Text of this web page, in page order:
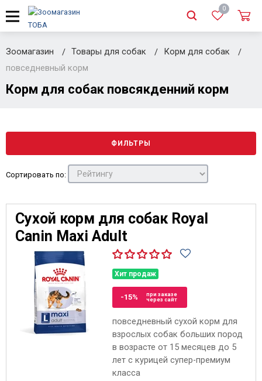
0
Зоомагазин Товары для собак
Корм для собак
повседневный корм
Корм для собак повсякденний корм
ФИЛЬТРЫ
Сортировать по:
Сухой корм для собак Royal
Canin Maxi Adult
Хит продаж
-15%
при заказе
через сайт
повседневный сухой корм для
взрослых собак больших пород
в возрасте от 15 месяцев до 5
лет с курицей супер-премиум
класса